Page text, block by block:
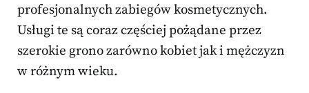
profesjonalnych zabiegów kosmetycznych.
Usługi te są coraz częściej pożądane przez
szerokie grono zarówno kobiet jak i mężczyzn
w różnym wieku.